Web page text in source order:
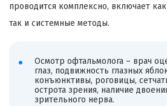
проводится комплексно, включает
так и системные методы.
Осмотр офтальмолога – врач
глаз, подвижность глазных
конъюнктивы, роговицы,
острота зрения, наличие
зрительного нерва.